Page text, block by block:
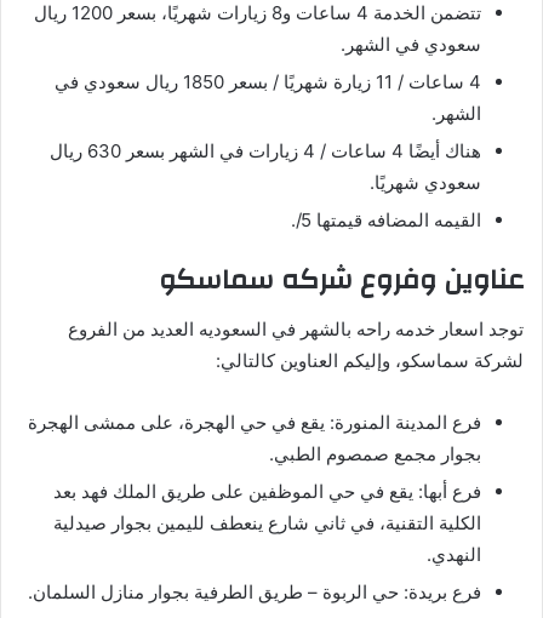
تتضمن الخدمة 4 ساعات و8 زيارات شهريًا، بسعر 1200 ريال
سعودي في الشهر.
4 ساعات / 11 زيارة شهريًا / بسعر 1850 ريال سعودي في
الشهر.
هناك أيضًا 4 ساعات / 4 زيارات في الشهر بسعر 630 ريال
سعودي شهريًا.
القيمه المضافه قيمتها 5/.
عناوين وفروع شركه سماسكو
توجد اسعار خدمه راحه بالشهر في السعوديه العديد من الفروع
لشركة سماسكو، وإليكم العناوين كالتالي:
فرع المدينة المنورة: يقع في حي الهجرة، على ممشى الهجرة
بجوار مجمع صمصوم الطبي.
فرع أبها: يقع في حي الموظفين على طريق الملك فهد بعد
الكلية التقنية، في ثاني شارع ينعطف لليمين بجوار صيدلية
النهدي.
فرع بريدة: حي الربوة – طريق الطرفية بجوار منازل السلمان.